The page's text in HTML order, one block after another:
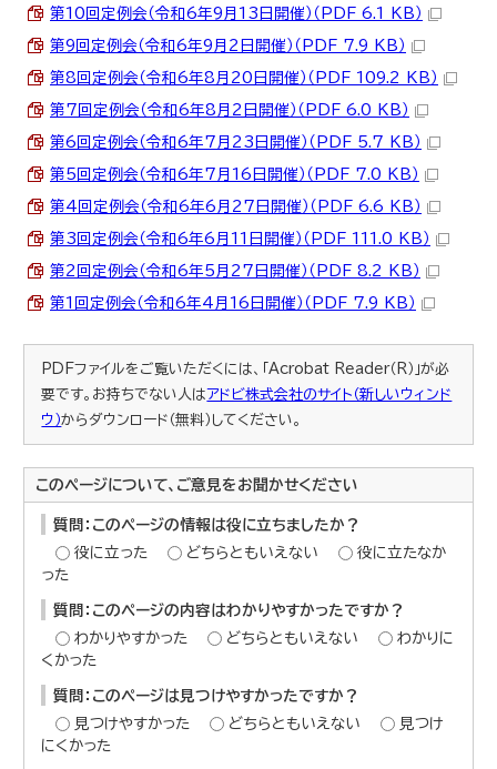
第10回定例会（令和6年9月13日開催）（PDF 6.1 KB）
第9回定例会（令和6年9月2日開催）（PDF 7.9 KB）
第8回定例会（令和6年8月20日開催）（PDF 109.2 KB）
第7回定例会（令和6年8月2日開催）（PDF 6.0 KB）
第6回定例会（令和6年7月23日開催）（PDF 5.7 KB）
第5回定例会（令和6年7月16日開催）（PDF 7.0 KB）
第4回定例会（令和6年6月27日開催）（PDF 6.6 KB）
第3回定例会（令和6年6月11日開催）（PDF 111.0 KB）
第2回定例会（令和6年5月27日開催）（PDF 8.2 KB）
第1回定例会（令和6年4月16日開催）（PDF 7.9 KB）
PDFファイルをご覧いただくには、「Acrobat Reader（R）」が必
要です。お持ちでない人はアドビ株式会社のサイト（新しいウィンド
ウ）からダウンロード（無料）してください。
このページについて、ご意見をお聞かせください
質問：このページの情報は役に立ちましたか？
役に立った
どちらともいえない
役に立たなか
った
質問：このページの内容はわかりやすかったですか？
わかりやすかった
どちらともいえない
わかりに
くかった
質問：このページは見つけやすかったですか？
見つけやすかった
どちらともいえない
見つけ
にくかった